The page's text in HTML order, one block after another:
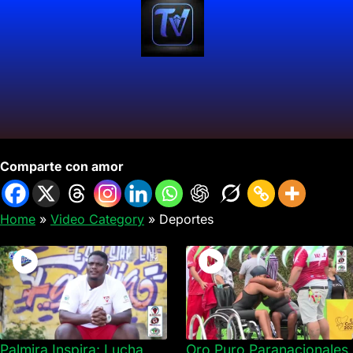
Comparte con amor
Home » Video Category » Deportes
Palmira Inspira: Lucha
Oro Puro Paranacionales